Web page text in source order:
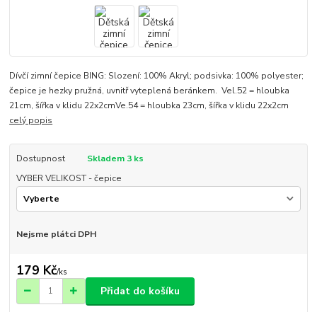
Dívčí zimní čepice BING: Slození: 100% Akryl; podsivka: 100% polyester;
čepice je hezky pružná, uvnitř vyteplená beránkem. Vel.52 = hloubka
21cm, šířka v klidu 22x2cmVe.54 = hloubka 23cm, šířka v klidu 22x2cm
celý popis
Dostupnost
Skladem 3 ks
VYBER VELIKOST - čepice
Nejsme plátci DPH
179 Kč/ks
Přidat do košíku